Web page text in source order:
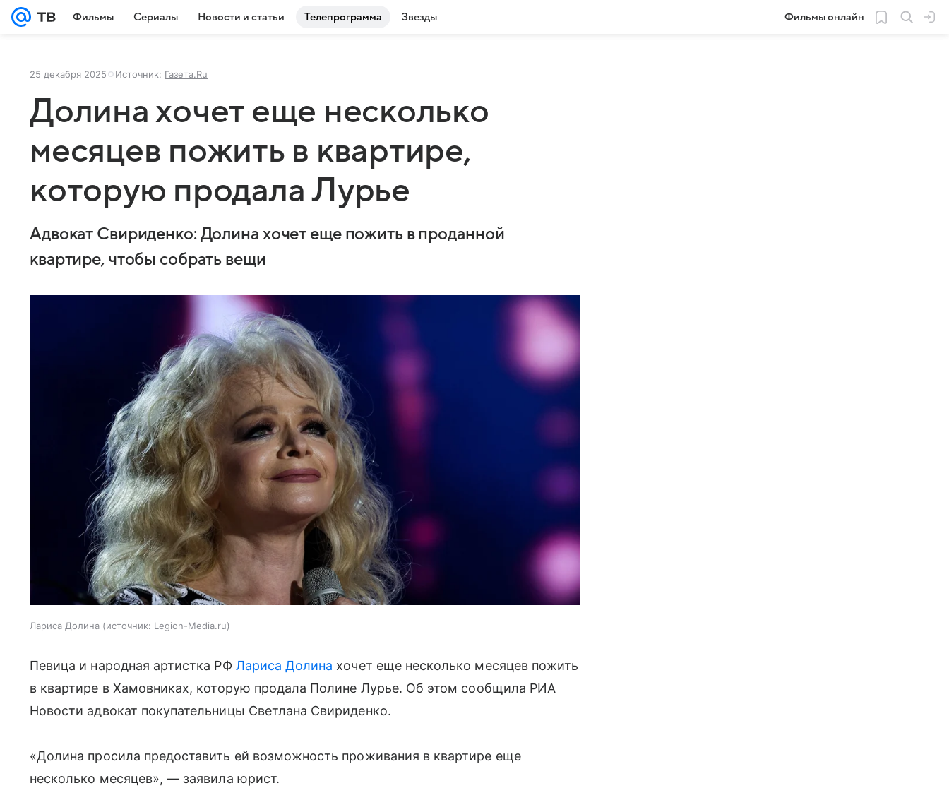
Фильмы Сериалы Новости и статьи Телепрограмма Звезды Фильмы онлайн
25 декабря 2025 Источник: Газета.Ru
Долина хочет еще несколько
месяцев пожить в квартире,
которую продала Лурье
Адвокат Свириденко: Долина хочет еще пожить в проданной
квартире, чтобы собрать вещи
Лариса Долина источник: Legion-Media.ru
Певица и народная артистка РФ Лариса Долина хочет еще несколько месяцев пожить
в квартире в Хамовниках, которую продала Полине Лурье. Об этом сообщила РИА
Новости адвокат покупательницы Светлана Свириденко.
«Долина просила предоставить ей возможность проживания в квартире еще
несколько месяцев», — заявила юрист.